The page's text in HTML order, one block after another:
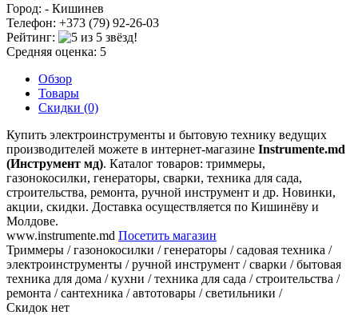
Город: - Кишинев
Телефон: +373 (79) 92-26-03
Рейтинг:
Средняя оценка: 5
Обзор
Товары
Скидки (0)
Купить электроинструменты и бытовую технику ведущих
производителей можете в интернет-магазине Instrumente.md
(Инструмент мд). Каталог товаров: триммеры,
газонокосилки, генераторы, сварки, техника для сада,
строительства, ремонта, ручной инструмент и др. Новинки,
акции, скидки. Доставка осуществляется по Кишинёву и
Молдове.
www.instrumente.md Посетить магазин
Триммеры / газонокосилки / генераторы / садовая техника /
электроинструменты / ручной инструмент / сварки / бытовая
техника для дома / кухни / техника для сада / строительства /
ремонта / сантехника / автотовары / светильники /
Скидок нет